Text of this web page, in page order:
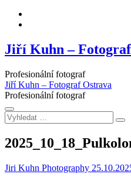
Jiří Kuhn –
Profesionální fotograf
Jiří Kuhn – Fotograf Ostrava
Profesionální fotograf
Vyhledat
…
Jiri Kuhn Photography